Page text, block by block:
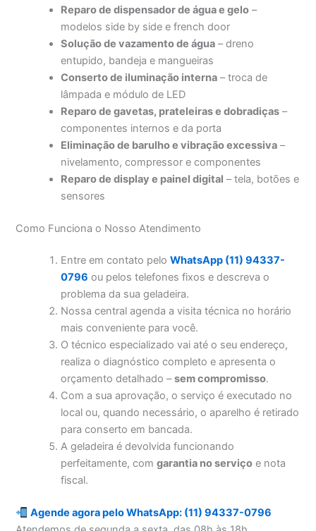
Reparo de dispensador de água e gelo –
modelos side by side e french door
Solução de vazamento de água – dreno
entupido, bandeja e mangueiras
Conserto de iluminação interna – troca de
lâmpada e módulo de LED
Reparo de gavetas, prateleiras e dobradiças –
componentes internos e da porta
Eliminação de barulho e vibração excessiva –
nivelamento, compressor e componentes
Reparo de display e painel digital – tela, botões e
sensores
Como Funciona o Nosso Atendimento
Entre em contato peloWhatsApp (11) 94337-
0796 ou pelos telefones fixos e descreva o
problema da sua geladeira.
Nossa central agenda a visita técnica no horário
mais conveniente para você.
O técnico especializado vai até o seu endereço,
realiza o diagnóstico completo e apresenta o
orçamento detalhado –sem compromisso.
Com a sua aprovação, o serviço é executado no
local ou, quando necessário, o aparelho é retirado
para conserto em bancada.
A geladeira é devolvida funcionando
perfeitamente, comgarantia no serviço e nota
fiscal.
Agende agora pelo WhatsApp: (11) 94337-0796